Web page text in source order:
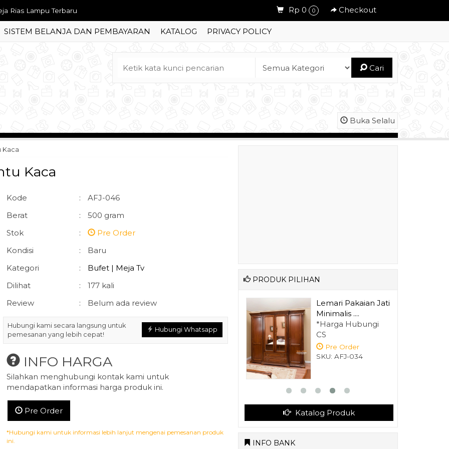
Pakaian 3 Pintu Klasik Duco Ukir Mewah
Tamu Jati Minimalis Keranjang
Tempat Tidur Minimalis Ukir
Tamu Jati Harga Mulai 3 Jutaan
Tamu Klasik Eropa Ukir Mewah
Rp 0 0 Checkout
SISTEM BELANJA DAN PEMBAYARAN KATALOG PRIVACY POLICY
Cari
Buka Selalu
Kaca
Kaca
Kode :
AFJ-046
Berat
:
500 gram
Stok
:
Pre Order
Kondisi
:
Baru
Kategori
:
Bufet | Meja Tv
Dilihat
:
177 kali
Review
: Belum ada review
Hubungi Whatsapp
Hubungi kami secara langsung untuk
pemesanan yang lebih cepat!
INFO HARGA
Silahkan menghubungi kontak kami untuk
mendapatkan informasi harga produk ini.
Pre Order
*Hubungi kami untuk informasi lebih lanjut mengenai pemesanan produk
ini.
PRODUK PILIHAN
Sofa Tamu Chester
*Harga Hubungi
CS
*Harga Hubungi
CS
Bufet Hias
Minimalis Model
Bar....
*Harga Hubungi
CS
Pre Order
SKU: AFJ-047
Katalog Produk
INFO BANK